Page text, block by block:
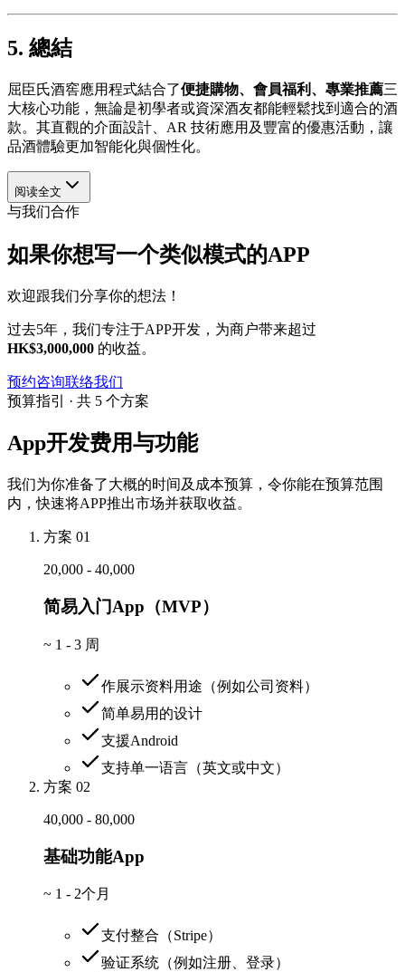
5. 總結
屈臣氏酒窖應用程式結合了便捷購物、會員福利、專業推薦三
大核心功能，無論是初學者或資深酒友都能輕鬆找到適合的酒
款。其直觀的介面設計、AR 技術應用及豐富的優惠活動，讓
品酒體驗更加智能化與個性化。
阅读全文
与我们合作
如果你想写一个类似模式的APP
欢迎跟我们分享你的想法！
过去5年，我们专注于APP开发，为商户带来超过
HK$3,000,000 的收益。
预约咨询联络我们
预算指引 · 共 5 个方案
App开发费用与功能
我们为你准备了大概的时间及成本预算，令你能在预算范围
内，快速将APP推出市场并获取收益。
方案 01
20,000 - 40,000
简易入门App（MVP）
~ 1 - 3 周
作展示资料用途（例如公司资料）
简单易用的设计
支援Android
支持单一语言（英文或中文）
方案 02
40,000 - 80,000
基础功能App
~ 1 - 2个月
支付整合（Stripe）
验证系统（例如注册、登录）